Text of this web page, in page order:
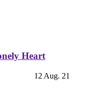
Heart
12 Aug. 21